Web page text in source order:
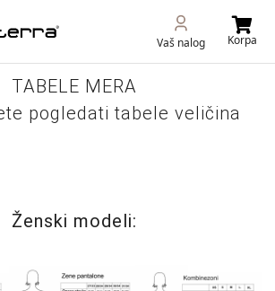
Vaš nalog Korpa
TABELE MERA
pogledati tabele veličina
Ženski modeli: